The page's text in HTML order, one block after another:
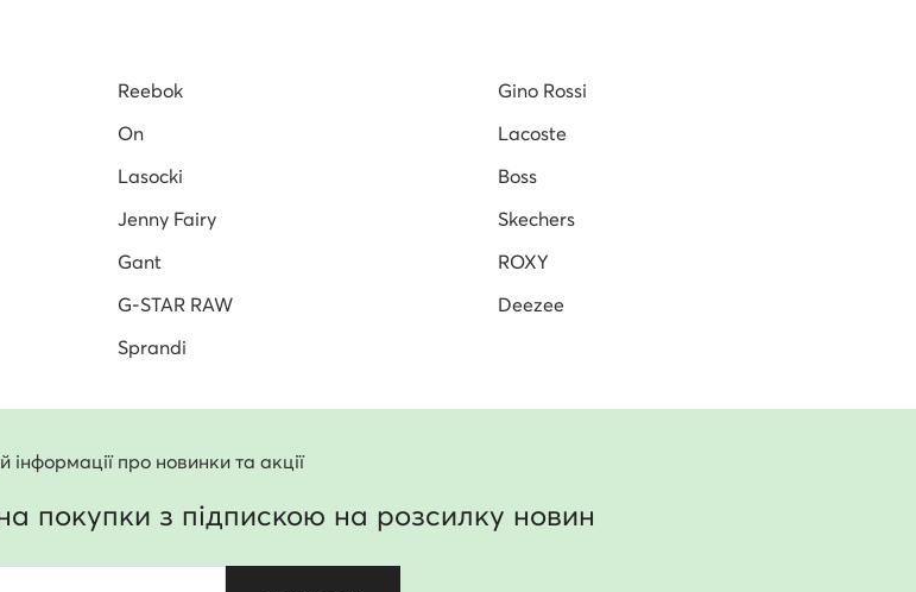
Reebok
Gino Rossi
On
Lacoste
Lasocki
Boss
Jenny Fairy
Skechers
Gant
ROXY
G-STAR RAW
Deezee
Sprandi
інформації про новинки та акції
покупки з підпискою на розсилку новин